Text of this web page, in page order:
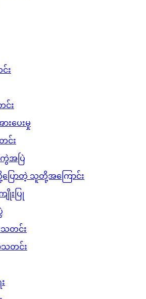
း
း
းပေးမှု
င်း
အပြဲ
ြောတဲ့ သူတို့အကြောင်း
းပြု
သတင်း
တင်း